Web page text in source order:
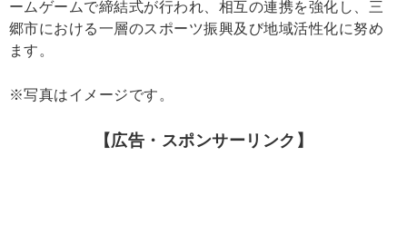
ームゲームで締結式が行われ、相互の連携を強化し、三
郷市における一層のスポーツ振興及び地域活性化に努め
ます。
※写真はイメージです。
【広告・スポンサーリンク】